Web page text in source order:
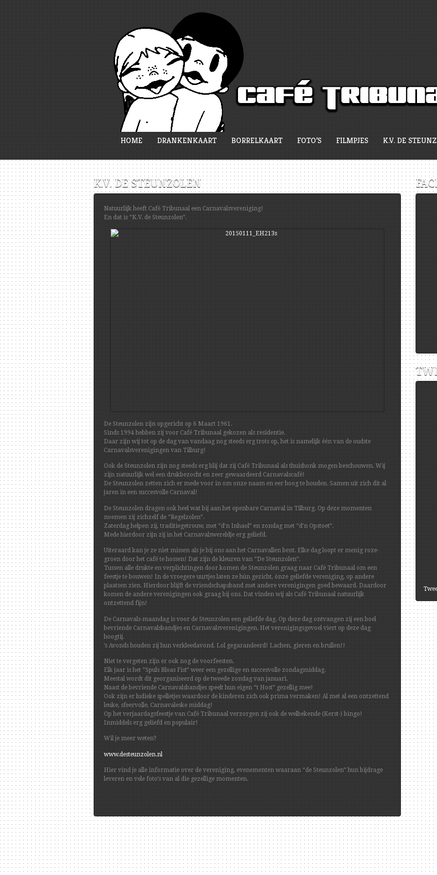
HOME DRANKENKAART BORRELKAART FOTO’S FILMPJES K.V. DE
K.V. DE STEUNZOLEN
Natuurlijk heeft Café Tribunaal een Carnavalsvereniging!
En dat is “K.V. de Steunzolen”.
De Steunzolen zijn opgericht op 6 Maart 1961.
Sinds 1994 hebben zij voor Café Tribunaal gekozen als residentie.
Daar zijn wij tot op de dag van vandaag nog steeds erg trots op, het is namelijk één van de oudste
Carnavalsverenigingen van Tilburg!
Ook de Steunzolen zijn nog steeds erg blij dat zij Café Tribunaal als thuishonk mogen beschouwen. Wij
zijn natuurlijk wel een drukbezocht en zeer gewaardeerd Carnavalscafé!
De Steunzolen zetten zich er mede voor in om onze naam en eer hoog te houden. Samen uit zich dit al
jaren in een succesvolle Carnaval!
De Steunzolen dragen ook heel wat bij aan het openbare Carnaval in Tilburg. Op deze momenten
noemen zij zichzelf de “Regelzolen”.
Zaterdag helpen zij, traditiegetrouw, met “d’n Inhaol” en zondag met “d’n Opstoet”.
Mede hierdoor zijn zij in het Carnavalswereldje erg geliefd.
Uiteraard kan je ze niet missen als je bij ons aan het Carnavallen bent. Elke dag loopt er menig roze-
groen door het café te hossen! Dat zijn de kleuren van “De Steunzolen”.
Tussen alle drukte en verplichtingen door komen de Steunzolen graag naar Café Tribunaal om een
feestje te bouwen! In de vroegere uurtjes laten ze hún gezicht, ónze geliefde vereniging, op andere
plaatsen zien. Hierdoor blijft de vriendschapsband met andere verenigingen goed bewaard. Daardoor
komen de andere verenigingen ook graag bij ons. Dat vinden wij als Café Tribunaal natuurlijk
ontzettend fijn!
De Carnavals-maandag is voor de Steunzolen een geliefde dag. Op deze dag ontvangen zij een boel
bevriende Carnavalsbandjes en Carnavalsverenigingen. Het verenigingsgevoel viert op deze dag
hoogtij.
’s Avonds houden zij hun verkleedavond. Lol gegarandeerd! Lachen, gieren en brullen!!
Niet te vergeten zijn er ook nog de voorfeesten.
Elk jaar is het “Spuls Bloas Fist” weer een gezellige en succesvolle zondagmiddag.
Meestal wordt dit georganiseerd op de tweede zondag van januari.
Naast de bevriende Carnavalsbandjes speelt hun eigen “t Host” gezellig mee!
Ook zijn er ludieke spelletjes waardoor de kinderen zich ook prima vermaken! Al met al een ontzettend
leuke, sfeervolle, Carnavaleske middag!
Op het verjaardagsfeestje van Café Tribunaal verzorgen zij ook de welbekende (Kerst-) bingo!
Inmiddels erg geliefd en populair!
Wil je meer weten?
www.desteunzolen.nl
Hier vind je alle informatie over de vereniging, evenementen waaraan “de Steunzolen” hun bijdrage
leveren en vele foto’s van al die gezellige momenten.